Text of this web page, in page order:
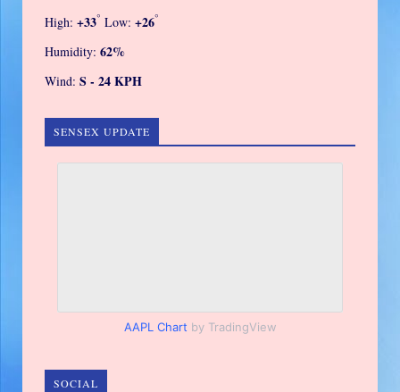
High: +33° Low: +26°
Humidity: 62%
Wind: S - 24 KPH
SENSEX UPDATE
AAPL Chart by TradingView
SOCIAL